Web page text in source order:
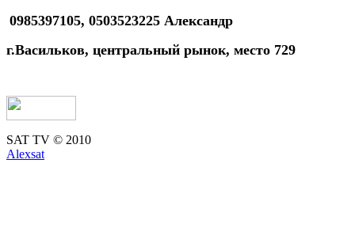
0985397105, 0503523225 Александр
г.Васильков, центральный рынок, место 729
SAT TV © 2010
Alexsat